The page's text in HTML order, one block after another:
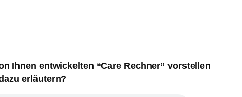
Ihnen entwickelten “Care Rechner” vorstellen
erläutern?